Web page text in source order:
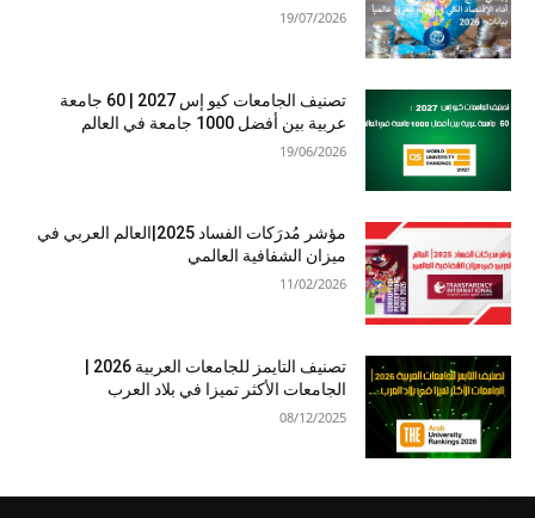
19/07/2026
تصنيف الجامعات كيو إس 2027 | 60 جامعة
عربية بين أفضل 1000 جامعة في العالم
19/06/2026
مؤشر مُدرَكات الفساد 2025|العالم العربي في
ميزان الشفافية العالمي
11/02/2026
الجامعات الأكثر تميزا في بلاد العرب
08/12/2025